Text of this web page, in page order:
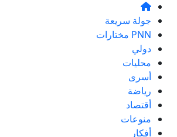
جولة سريعة
PNN مختارات
دولي
محليات
أسرى
رياضة
أقتصاد
منوعات
أفكار